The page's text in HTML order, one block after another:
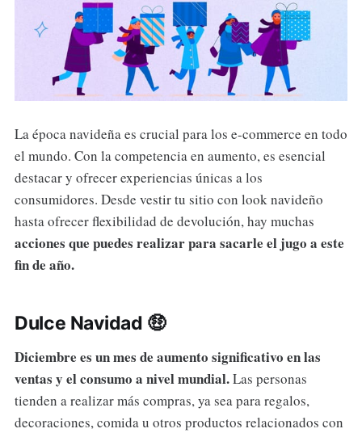
La época navideña es crucial para los e-commerce en todo
el mundo. Con la competencia en aumento, es esencial
destacar y ofrecer experiencias únicas a los
consumidores. Desde vestir tu sitio con look navideño
hasta ofrecer flexibilidad de devolución, hay muchas
acciones que puedes realizar para sacarle el jugo a este
fin de año.
Dulce Navidad 🤑
Diciembre es un mes de aumento significativo en las
ventas y el consumo a nivel mundial.Las personas
tienden a realizar más compras, ya sea para regalos,
decoraciones, comida u otros productos relacionados con